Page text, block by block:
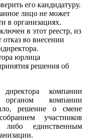
его кандидатуру.
лицо не может
в организациях.
в этот реестр, из
во внесении
юрлица
решения об
компании
органом компании
решение о смене
участников
либо единственным